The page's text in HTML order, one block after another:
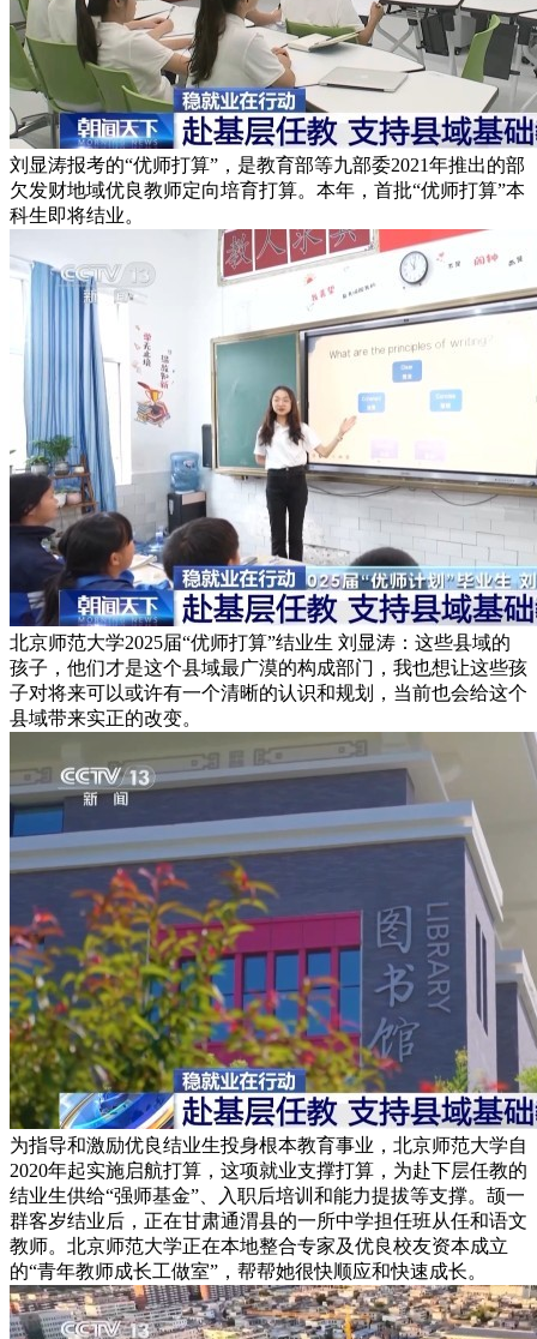
刘显涛报考的“优师打算”，是教育部等九部委2021年推出的部
欠发财地域优良教师定向培育打算。本年，首批“优师打算”本
科生即将结业。
北京师范大学2025届“优师打算”结业生 刘显涛：这些县域的
孩子，他们才是这个县域最广漠的构成部门，我也想让这些孩
子对将来可以或许有一个清晰的认识和规划，当前也会给这个
县域带来实正的改变。
为指导和激励优良结业生投身根本教育事业，北京师范大学自
2020年起实施启航打算，这项就业支撑打算，为赴下层任教的
结业生供给“强师基金”、入职后培训和能力提拔等支撑。颉一
群客岁结业后，正在甘肃通渭县的一所中学担任班从任和语文
教师。北京师范大学正在本地整合专家及优良校友资本成立
的“青年教师成长工做室”，帮帮她很快顺应和快速成长。